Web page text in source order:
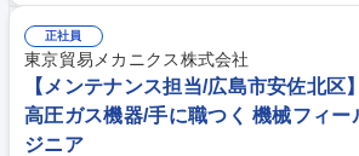
管理 ・低炭素事業に関わるプラントオペレーション 募集職種 【新潟
場操業管理担当者又はプラントオペレーター
正社員
東京貿易メカニクス株式会社
【メンテナンス担当/広島市安佐北区
高圧ガス機器/手に職つく 機械フィー
ジニア